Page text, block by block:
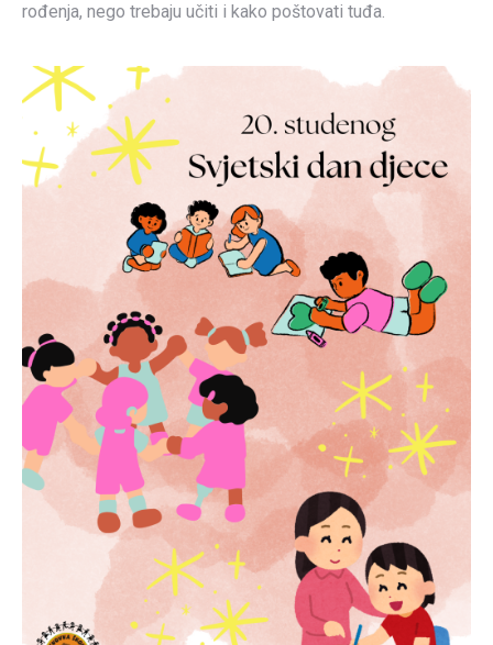
rođenja, nego trebaju učiti i kako poštovati tuđa.